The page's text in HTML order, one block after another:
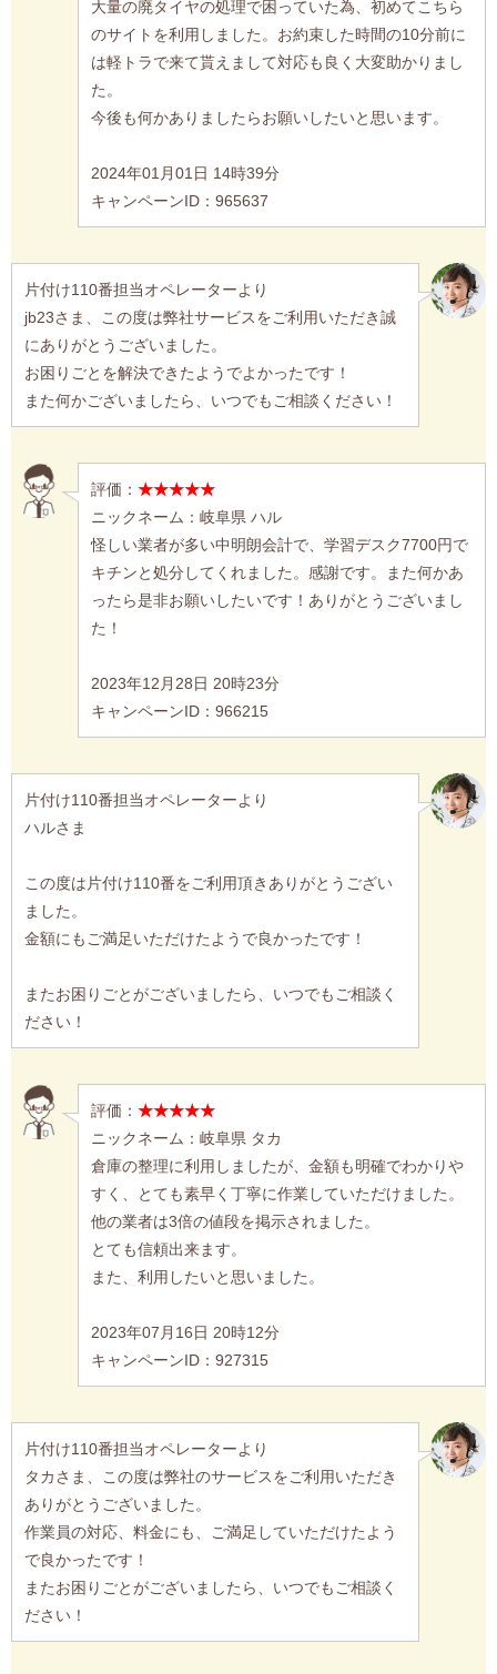
大量の廃タイヤの処理で困っていた為、初めてこちら
のサイトを利用しました。お約束した時間の10分前に
は軽トラで来て貰えまして対応も良く大変助かりまし
た。
今後も何かありましたらお願いしたいと思います。
2024年01月01日 14時39分
キャンペーンID：965637
片付け110番担当オペレーターより
jb23さま、この度は弊社サービスをご利用いただき誠
にありがとうございました。
お困りごとを解決できたようでよかったです！
また何かございましたら、いつでもご相談ください！
評価： ★★★★★
ニックネーム：岐阜県 ハル
怪しい業者が多い中明朗会計で、学習デスク7700円で
キチンと処分してくれました。感謝です。また何かあ
ったら是非お願いしたいです！ありがとうございまし
た！
2023年12月28日 20時23分
キャンペーンID：966215
片付け110番担当オペレーターより
ハルさま
この度は片付け110番をご利用頂きありがとうござい
ました。
金額にもご満足いただけたようで良かったです！
またお困りごとがございましたら、いつでもご相談く
ださい！
評価： ★★★★★
ニックネーム：岐阜県 タカ
倉庫の整理に利用しましたが、金額も明確でわかりや
すく、とても素早く丁寧に作業していただけました。
他の業者は3倍の値段を掲示されました。
とても信頼出来ます。
また、利用したいと思いました。
2023年07月16日 20時12分
キャンペーンID：927315
片付け110番担当オペレーターより
タカさま、この度は弊社のサービスをご利用いただき
ありがとうございました。
作業員の対応、料金にも、ご満足していただけたよう
で良かったです！
またお困りごとがございましたら、いつでもご相談く
ださい！